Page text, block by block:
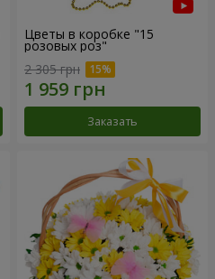
Цветы в коробке "15
розовых роз"
2 305 грн
Заказать